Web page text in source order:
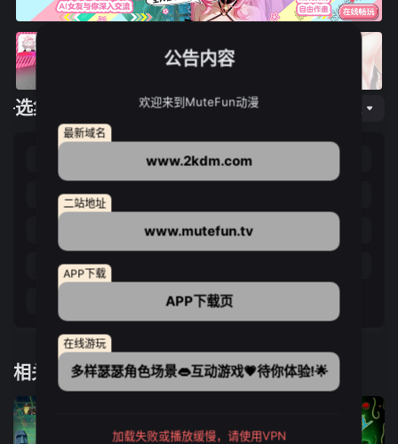
选集播放
第02集 第03集
第05集
第10集 第11集
第13集
第18集
相关推荐
公告内容
欢迎来到MuteFun动漫
最新域名
www.2kdm.com
二站地址
www.mutefun.tv
APP下载
APP下载页
在线游玩
多样瑟瑟角色场景👄互动游戏💗待你体验!🌟
加载失败或播放缓慢，请使用VPN